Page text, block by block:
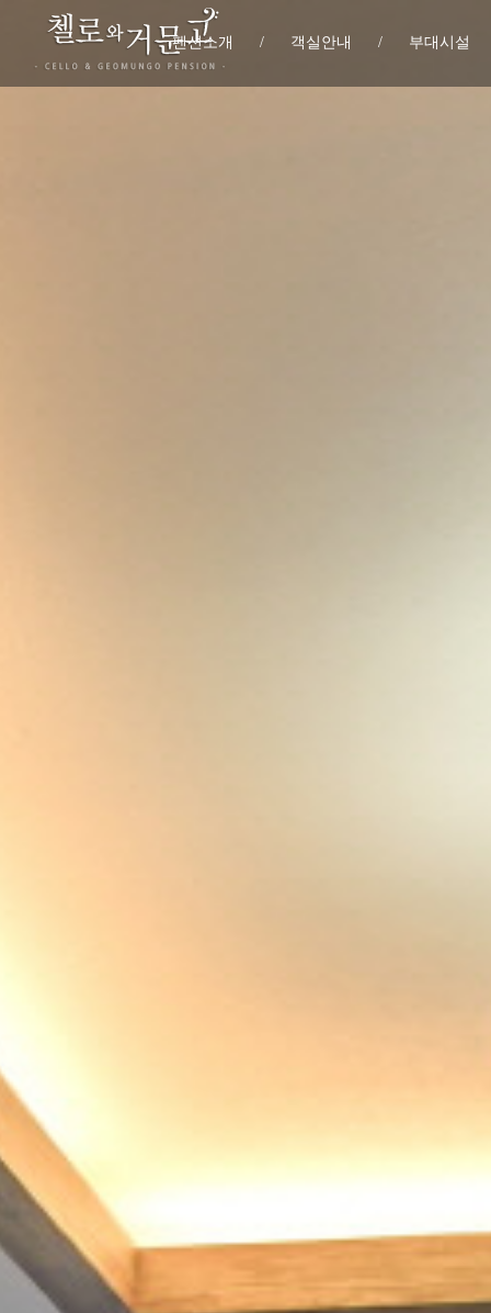
펜션소개 / 객실안내 / 부대시설